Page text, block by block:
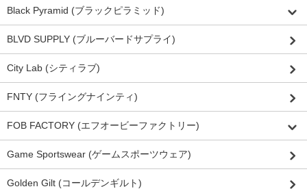
Black Pyramid (ブラックピラミッド)
BLVD SUPPLY (ブルーバードサプライ)
City Lab (シティラブ)
FNTY (フライングナインティ)
FOB FACTORY (エフオービーファクトリー)
Game Sportswear (ゲームスポーツウェア)
Golden Gilt (コールデンギルト)